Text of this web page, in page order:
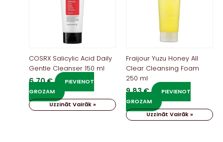
COSRX Salicylic Acid Daily
Gentle Cleanser 150 ml
6,70€
PIEVIENOT
GROZAM
Uzzināt Vairāk »
Fraijour Yuzu Honey All
Clear Cleansing Foam
250 ml
9,83€
PIEVIENOT
GROZAM
Uzzināt Vairāk »